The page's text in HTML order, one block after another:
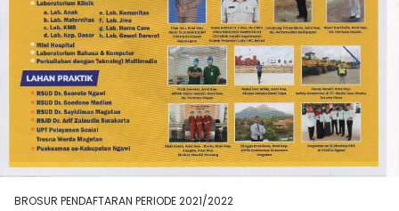
BROSUR PENDAFTARAN PERIODE 2021/2022